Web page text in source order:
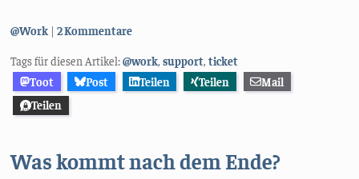
Kategorien:
@Work 2 Kommentare
Tags für diesen Artikel:@work,support,ticket
Toot
Post Teilen Teilen
Mail
Teilen
Was kommt nach dem Ende?